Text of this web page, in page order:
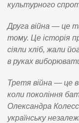
культурного
Друга війна — це
тому. Це історія
сіяли хліб, жали
в руках
Третя війна — це
коли покоління
Олександра
українську